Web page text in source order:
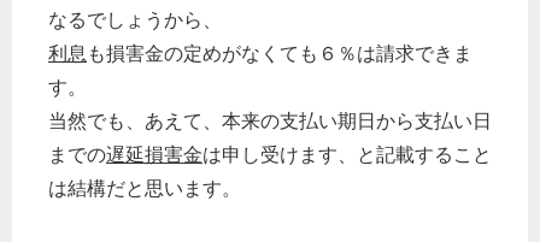
なるでしょうから、
利息 も損害金の定めがなくても６％は請求できま
す。
当然でも、あえて、本来の支払い期日から支払い日
までの遅延損害金は申し受けます、と記載すること
は結構だと思います。